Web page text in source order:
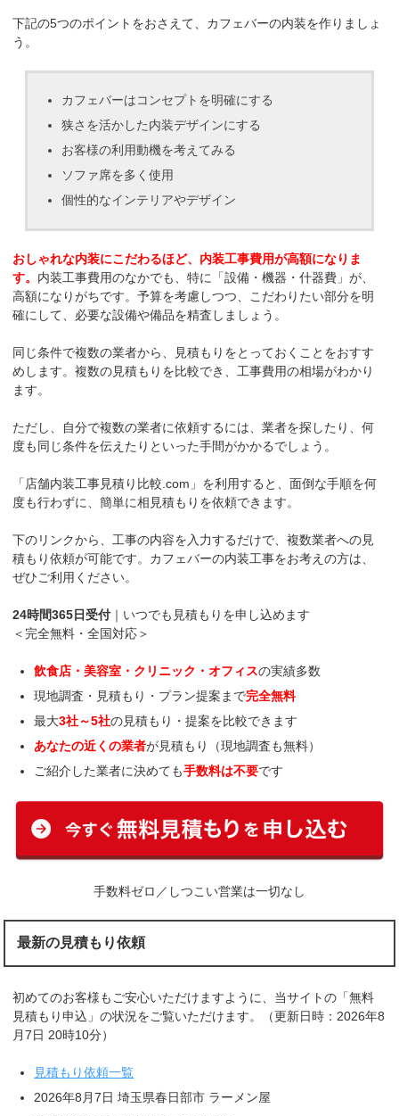
下記の5つのポイントをおさえて、カフェバーの内装を作りましょ
う。
カフェバーはコンセプトを明確にする
狭さを活かした内装デザインにする
お客様の利用動機を考えてみる
ソファ席を多く使用
個性的なインテリアやデザイン
おしゃれな内装にこだわるほど、内装工事費用が高額になりま
す。 内装工事費用のなかでも、特に「設備・機器・什器費」が、
高額になりがちです。予算を考慮しつつ、こだわりたい部分を明
確にして、必要な設備や備品を精査しましょう。
同じ条件で複数の業者から、見積もりをとっておくことをおすす
めします。複数の見積もりを比較でき、工事費用の相場がわかり
ます。
ただし、自分で複数の業者に依頼するには、業者を探したり、何
度も同じ条件を伝えたりといった手間がかかるでしょう。
「店舗内装工事見積り比較.com」を利用すると、面倒な手順を何
度も行わずに、簡単に相見積もりを依頼できます。
下のリンクから、工事の内容を入力するだけで、複数業者への見
積もり依頼が可能です。カフェバーの内装工事をお考えの方は、
ぜひご利用ください。
24時間365日受付 ｜いつでも見積もりを申し込めます
＜完全無料・全国対応＞
飲食店・美容室・クリニック・オフィスの実績多数
現地調査・見積もり・プラン提案まで完全無料
最大3社～5社の見積もり・提案を比較できます
あなたの近くの業者が見積もり（現地調査も無料）
ご紹介した業者に決めても手数料は不要です
手数料ゼロ／しつこい営業は一切なし
最新の見積もり依頼
初めてのお客様もご安心いただけますように、当サイトの「無料
見積もり申込」の状況をご覧いただけます。（更新日時：2026年8
月7日 20時10分）
見積もり依頼一覧
2026年8月7日 埼玉県春日部市 ラーメン屋